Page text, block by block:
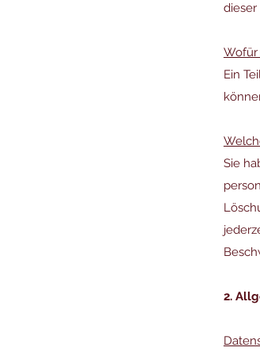
dieser
Wofür
Ein
Sie
2.